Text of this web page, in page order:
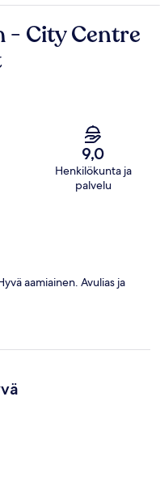
- City Centre
9,0
Henkilökunta ja
palvelu
aamiainen. Avulias ja